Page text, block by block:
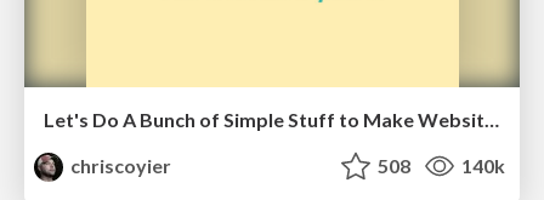
Let's Do A Bunch of Simple Stuff to Make Websites Faster
chriscoyier
508 140k